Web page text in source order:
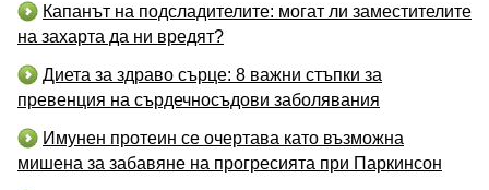
Капанът на подсладителите: могат ли заместителите
на захарта да ни вредят?
Диета за здраво сърце: 8 важни стъпки за
превенция на сърдечносъдови заболявания
Имунен протеин се очертава като възможна
мишена за забавяне на прогресията при Паркинсон